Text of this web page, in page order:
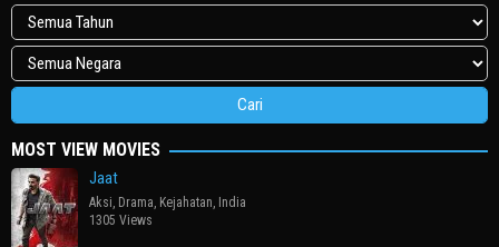
MOST VIEW MOVIES
Jaat
Aksi, Drama, Kejahatan, India
1305 Views